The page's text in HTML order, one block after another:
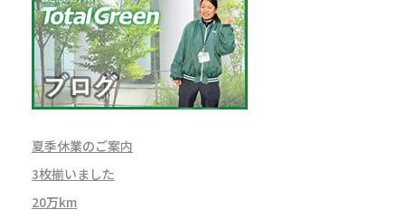
夏季休業のご案内
3枚揃いました
20万km